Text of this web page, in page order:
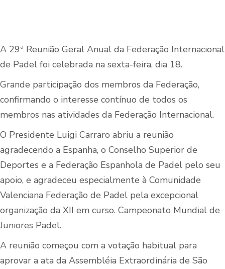
A 29ª Reunião Geral Anual da Federação Internacional
de Padel foi celebrada na sexta-feira, dia 18.
Grande participação dos membros da Federação,
confirmando o interesse contínuo de todos os
membros nas atividades da Federação Internacional.
O Presidente Luigi Carraro abriu a reunião
agradecendo a Espanha, o Conselho Superior de
Deportes e a Federação Espanhola de Padel pelo seu
apoio, e agradeceu especialmente à Comunidade
Valenciana Federação de Padel pela excepcional
organização da XII em curso. Campeonato Mundial de
Juniores Padel.
A reunião começou com a votação habitual para
aprovar a ata da Assembléia Extraordinária de São